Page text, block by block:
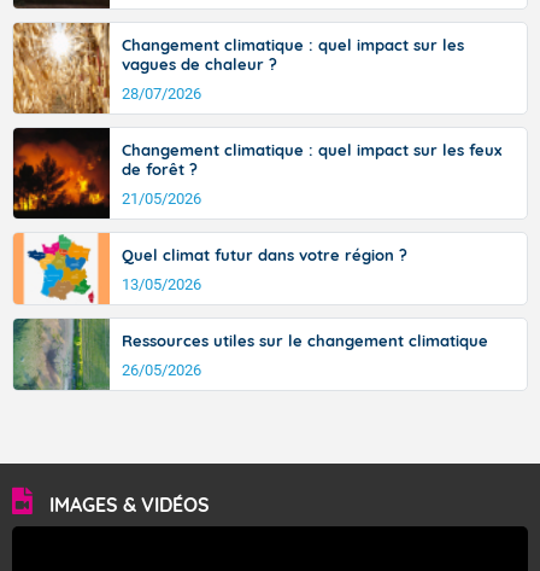
Changement climatique : quel impact sur les
vagues de chaleur ?
28/07/2026
Changement climatique : quel impact sur les feux
de forêt ?
21/05/2026
Quel climat futur dans votre région ?
13/05/2026
Ressources utiles sur le changement climatique
26/05/2026
IMAGES & VIDÉOS